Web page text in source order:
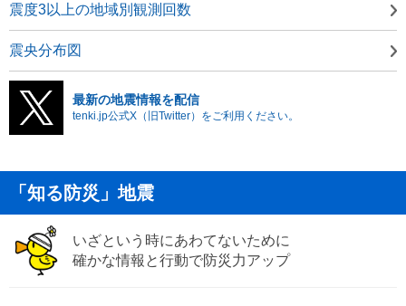
震度3以上の地域別観測回数
震央分布図
最新の地震情報を配信
tenki.jp公式X（旧Twitter）をご利用ください。
「知る防災」地震
いざという時にあわてないために
確かな情報と行動で防災力アップ